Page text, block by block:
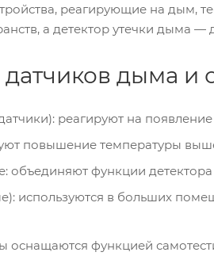
реагирующие на дым,
а детектор утечки дыма
дыма и
реагируют на
повышение температуры
функции
используются в больших
оснащаются функцией